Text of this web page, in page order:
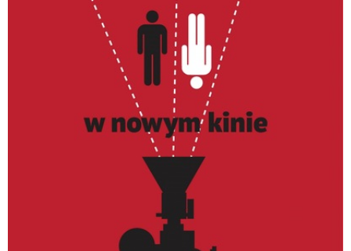
Dziedziniec Zamku został podzielony na dwie Strefy A i B.
zapewniają równie doskonałą widoczność i komfortowy odbiór widowiska.
Podział ten został wprowadzony wyłącznie ze względów organizacyjnych, aby
zapewnić Państwu jak największą wygodę. W Strefie A przygotowaliśmy
miejsca dedykowane dla osób o różnorodnych potrzebach, przestrzeń dla
rodzin z małymi dziećmi oraz tłumaczenie wydarzenia na język angielski i PJM.
Prosimy uwzględnić to przy zakupie biletów.
Bilety obowiązują od 6 roku zycia.
Kontakt i informacje: tel. 81 466 61 40 / 728 474 209 | e-mail: kasa@ck.lublin.pl
Logistyka wejścia: Bramy zamkowe otwieramy od godz. 19:20. Prosimy o
wcześniejsze przybycie i kierowanie się do sektorów A lub B, zgodnie z
Wierzymy, że sztuka powinna łączyć, dlatego tegoroczne widowisko realizujemy
z pełną dbałością o różnorodne potrzeby naszych gości:
Dostępność architektoniczna: Specjalny podest dla osób z ograniczeniami